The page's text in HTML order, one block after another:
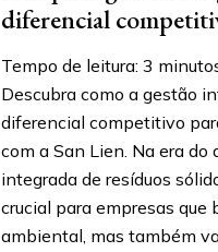
diferencial
Tempo de leitura: 3
Descubra como a gestão
diferencial competitivo
com a San Lien. Na era
integrada de resíduos
crucial para empresas
ambiental, mas também